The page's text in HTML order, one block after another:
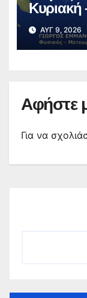
Κυριακή
Αιγαίο
ΑΥΓ 9, 2026
Αφήστε
Για να